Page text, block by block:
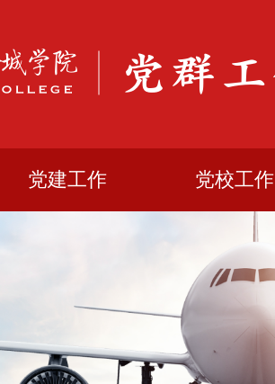
党建工作 党校工作